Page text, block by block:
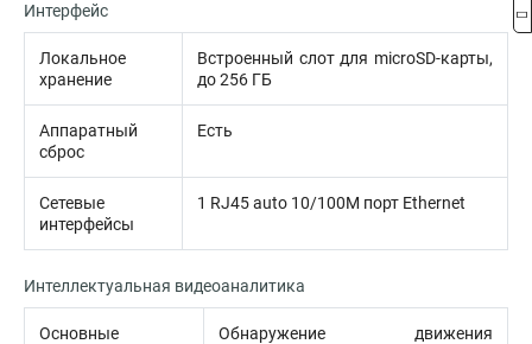
Интерфейс
Локальное
хранение
Встроенный слот для microSD-карты,
до 256 ГБ
Аппаратный
сброс
Есть
Сетевые
интерфейсы
1 RJ45 auto 10/100M порт Ethernet
Интеллектуальная видеоаналитика
Основные
Обнаружение движения